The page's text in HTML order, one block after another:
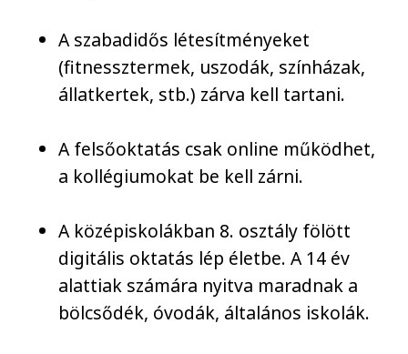
A szabadidős létesítményeket
(fitnessztermek, uszodák, színházak,
állatkertek, stb.) zárva kell tartani.
A felsőoktatás csak online működhet,
a kollégiumokat be kell zárni.
A középiskolákban 8. osztály fölött
digitális oktatás lép életbe. A 14 év
alattiak számára nyitva maradnak a
bölcsődék, óvodák, általános iskolák.